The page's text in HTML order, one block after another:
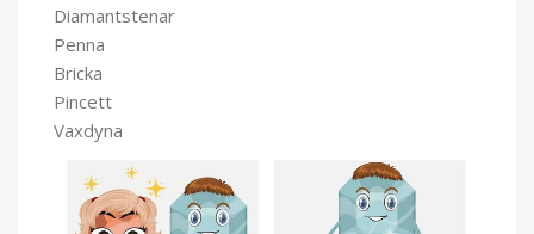
Diamantstenar
Penna
Bricka
Pincett
Vaxdyna